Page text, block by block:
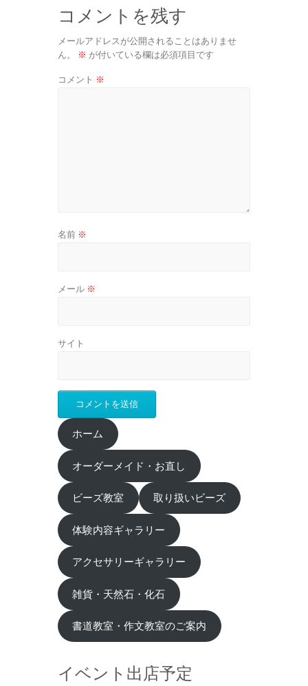
コメントを残す
メールアドレスが公開されることはありませ
ん。
※ が付いている欄は必須項目です
コメント ※
名前 ※
メール ※
サイト
ホーム
オーダーメイド・お直し
ビーズ教室 取り扱いビーズ
体験内容ギャラリー
アクセサリーギャラリー
雑貨・天然石・化石
書道教室・作文教室のご案内
イベント出店予定